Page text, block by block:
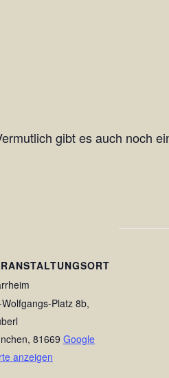
gibt es auch noch
Platz 8b,
, 81669 Google
anzeigen